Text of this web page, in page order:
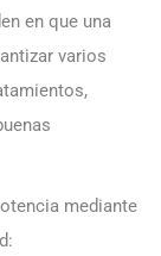
en que una
varios
mediante